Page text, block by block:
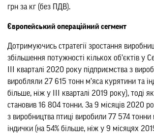
грн за кг (без ПДВ).
Європейський операційний сегмент
Дотримуючись стратегії зростання
збільшення потужності кількох об’єктів у
ІІІ кварталі 2020 року підприємства з
виробляли 27 615 тонн м’яса курятини та
більше, ніж у ІІІ кварталі 2019 року), тоді
становив 16 804 тонни. За 9 місяців 2020
з виробництва птиці виробили 77 574 тонни
індички (на 54% більше, ніж у 9 місяцях